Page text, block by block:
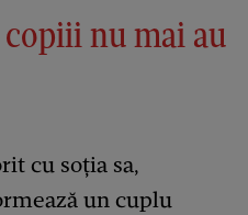
nu mai au
cu soția sa,
un cuplu